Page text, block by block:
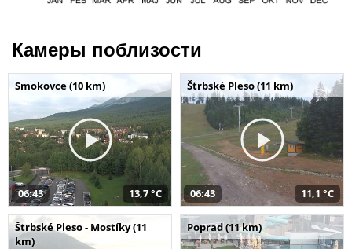
Камеры поблизости
Smokovce (10 km)
06:43 13,7 °C
Štrbské Pleso (11 km)
06:43 11,1 °C
Štrbské Pleso - Mostíky (11
km)
Poprad (11 km)